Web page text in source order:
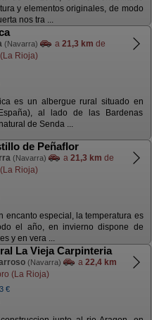
y elementos originales, de modo
nos tra ...
(Navarra) a 21,3 km de
Rioja)
es un albergue rural situado en
al lado de las Bardenas
de Senda ...
de Peñaflor
(Navarra) a 21,3 km de
Rioja)
encanto especial, la temperatura es
el año, en invierno dispone de
y en vera ...
La Vieja Carpinteria
(Navarra) a 22,4 km
(La Rioja)
€